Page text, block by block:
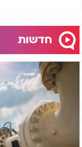
חדשות